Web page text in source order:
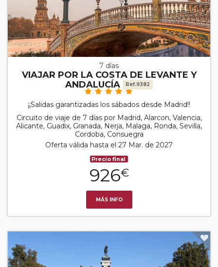
7 días
VIAJAR POR LA COSTA DE LEVANTE Y
ANDALUCÍA
Ref.9382
¡¡Salidas garantizadas los sábados desde Madrid!!
Circuito de viaje de 7 días por Madrid, Alarcon, Valencia,
Alicante, Guadix, Granada, Nerja, Malaga, Ronda, Sevilla,
Cordoba, Consuegra
Oferta válida hasta el 27 Mar. de 2027
Precio final
926€
MÁS INFO